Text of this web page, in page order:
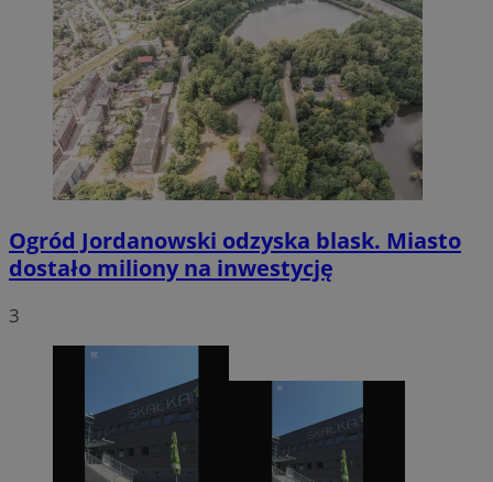
Ogród Jordanowski odzyska blask. Miasto
dostało miliony na inwestycję
3